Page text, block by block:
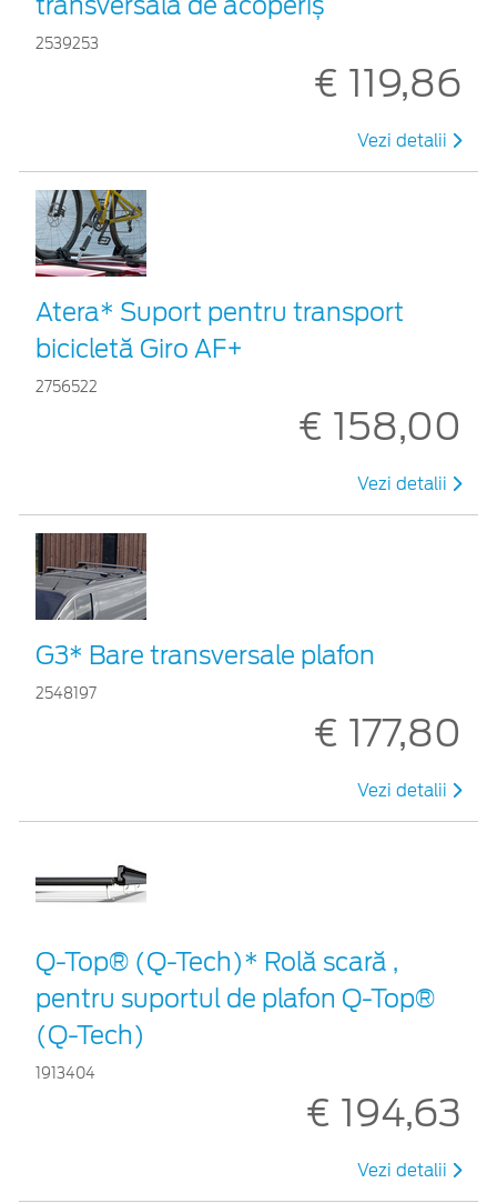
transversală de acoperiș
2539253
€ 119,86
Vezi detalii
Atera* Suport pentru transport
bicicletă Giro AF+
2756522
€ 158,00
Vezi detalii
G3* Bare transversale plafon
2548197
€ 177,80
Vezi detalii
Q-Top® (Q-Tech)* Rolă scară ,
pentru suportul de plafon Q-Top®
(Q-Tech)
1913404
€ 194,63
Vezi detalii